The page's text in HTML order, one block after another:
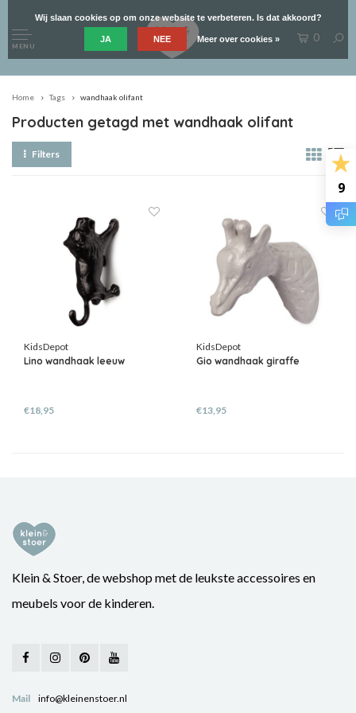
9
MENU
0
Home Tags wandhaak olifant
Producten getagd met wandhaak olifant
Filters
KidsDepot
Lino wandhaak leeuw
€18,95
KidsDepot
Gio wandhaak giraffe
€13,95
Klein & Stoer, de webshop met de leukste accessoires en
meubels voor de kinderen.
Mail info@kleinenstoer.nl
Wij slaan cookies op om onze website te verbeteren. Is dat akkoord?
JA NEE Meer over cookies »